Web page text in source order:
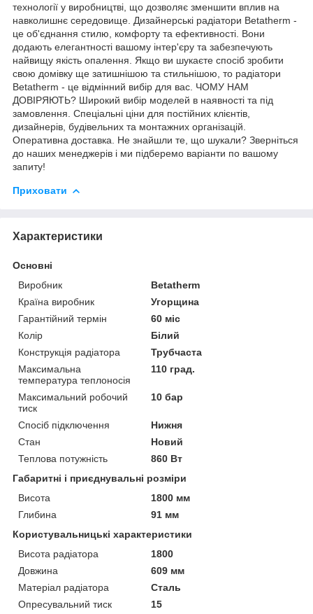
технології у виробництві, що дозволяє зменшити вплив на
навколишнє середовище. Дизайнерські радіатори Betatherm -
це об'єднання стилю, комфорту та ефективності. Вони
додають елегантності вашому інтер'єру та забезпечують
найвищу якість опалення. Якщо ви шукаєте спосіб зробити
свою домівку ще затишнішою та стильнішою, то радіатори
Betatherm - це відмінний вибір для вас. ЧОМУ НАМ
ДОВІРЯЮТЬ? Широкий вибір моделей в наявності та під
замовлення. Спеціальні ціни для постійних клієнтів,
дизайнерів, будівельних та монтажних організацій.
Оперативна доставка. Не знайшли те, що шукали? Зверніться
до наших менеджерів і ми підберемо варіанти по вашому
запиту!
Приховати
Характеристики
Основні
Виробник
Betatherm
Країна виробник
Угорщина
Гарантійний термін
60 міс
Колір
Білий
Конструкція радіатора
Трубчаста
Максимальна
температура теплоносія
110 град.
Максимальний робочий
тиск
10 бар
Спосіб підключення
Нижня
Стан
Новий
Теплова потужність
860 Вт
Габаритні і приєднувальні розміри
Висота
1800 мм
Глибина
91 мм
Користувальницькі характеристики
Висота радіатора
1800
Довжина
609 мм
Матеріал радіатора
Сталь
Опресувальний тиск
15